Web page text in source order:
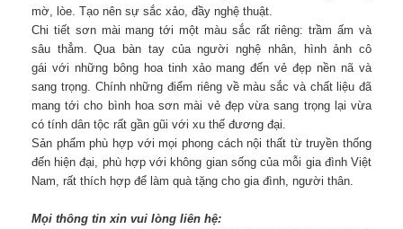
mờ, lòe. Tạo nên sự sắc xảo, đầy nghệ thuật.
Chi tiết sơn mài mang tới một màu sắc rất riêng: trầm ấm và
sâu thẳm. Qua bàn tay của người nghệ nhân, hình ảnh cô
gái với những bông hoa tinh xảo mang đến vẻ đẹp nền nã và
sang trọng. Chính những điểm riêng về màu sắc và chất liệu đã
mang tới cho bình hoa sơn mài vẻ đẹp vừa sang trọng lại vừa
có tính dân tộc rất gần gũi với xu thế đương đại.
Sản phẩm phù hợp với mọi phong cách nội thất từ truyền thống
đến hiện đại, phù hợp với không gian sống của mỗi gia đình Việt
Nam, rất thích hợp để làm quà tặng cho gia đình, người thân.
Mọi thông tin xin vui lòng liên hệ: